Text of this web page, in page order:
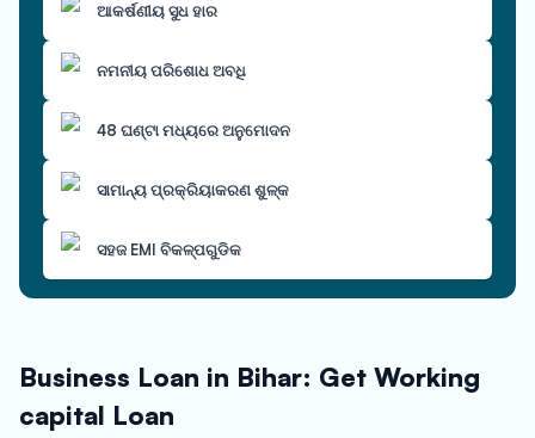
ଆକର୍ଷଣୀୟ ସୁଧ ହାର
ନମନୀୟ ପରିଶୋଧ ଅବଧି
48 ଘଣ୍ଟା ମଧ୍ୟରେ ଅନୁମୋଦନ
ସାମାନ୍ୟ ପ୍ରକ୍ରିୟାକରଣ ଶୁଳ୍କ
ସହଜ EMI ବିକଳ୍ପଗୁଡିକ
Business Loan in Bihar: Get Working
capital Loan